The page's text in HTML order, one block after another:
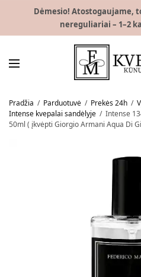
Dėmesio! Atostogaujame,
nereguliariai – 1–2
Pradžia / Parduotuvė / Prekės 24h /
Intense kvepalai sandėlyje / Intense
50ml ( įkvėpti Giorgio Armani Aqua Di